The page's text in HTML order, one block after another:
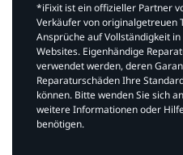
*iFixit ist ein offizieller Partner
Verkäufer von originalgetreuen
Ansprüche auf Vollständigkeit
Websites. Eigenhändige
verwendet werden, deren
Reparaturschäden Ihre
können. Bitte wenden Sie sich
weitere Informationen oder
benötigen.​